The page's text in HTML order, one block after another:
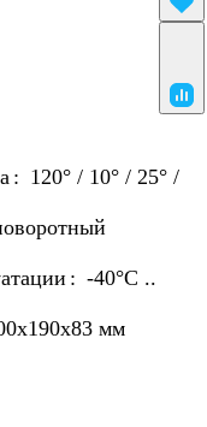
: 120° / 10° / 25° /
: -40°С ..
мм